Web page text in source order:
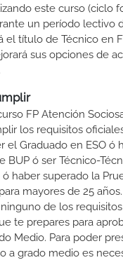
este curso (ciclo
un período lectivo
el título de Técnico en
sus opciones de
FP Atención
los requisitos
el Graduado en ESO ó
BUP ó ser Técnico-
haber superado la
mayores de 25
de los
te prepares para
Medio. Para poder
a grado medio es